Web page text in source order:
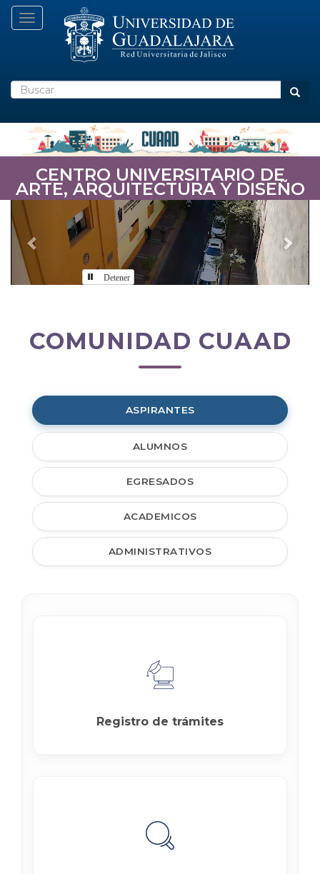
Pasar
Toggle navigation
Buscar
CENTRO UNIVERSITARIO DE
ARTE, ARQUITECTURA Y DISEÑO
Previous Next
Detener
Comunidad
COMUNIDAD CUAAD
ASPIRANTES
ALUMNOS
EGRESADOS
ACADEMICOS
ADMINISTRATIVOS
Registro de trámites